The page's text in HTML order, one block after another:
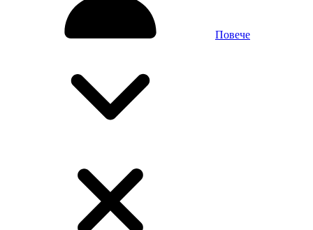
Повече